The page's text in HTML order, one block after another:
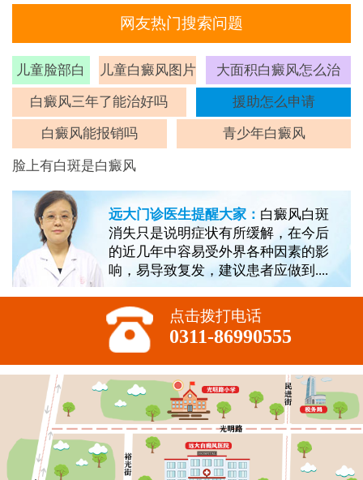
网友热门搜索问题
儿童脸部白
斑
儿童白癜风图片 大面积白癜风怎么治
白癜风三年了能治好吗 援助怎么申请
白癜风能报销吗 青少年白癜风
脸上有白斑是白癜风
远大门诊医生提醒大家： 白癜风白斑
消失只是说明症状有所缓解，在今后
的近几年中容易受外界各种因素的影
响，易导致复发，建议患者应做到....
点击拨打电话
0311-86990555